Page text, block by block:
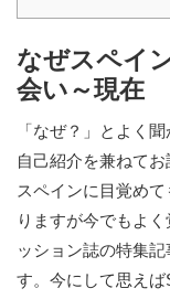
なぜスペイ
会い～現在
「なぜ？」とよく聞
自己紹介を兼ねてお
スペインに目覚め
りますが今でもよ
ッション誌の特集
す。今にして思え